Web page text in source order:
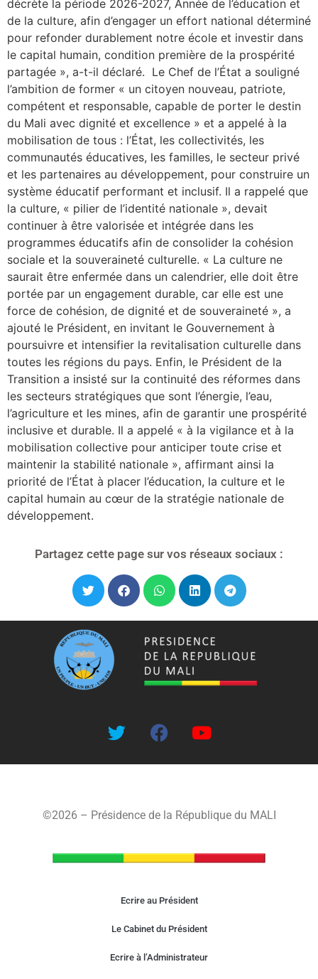
décrète la période 2026-2027, Année de l’éducation et
de la culture, afin d’engager un effort national déterminé
pour refonder durablement notre école et investir dans
le capital humain, condition première de la prospérité
partagée », a-t-il déclaré. Le Chef de l’État a souligné
l’ambition de former « un citoyen nouveau, patriote,
compétent et responsable, capable de porter le destin
du Mali avec dignité et excellence » et a appelé à la
mobilisation de tous : l’État, les collectivités, les
communautés éducatives, les familles, le secteur privé
et les partenaires au développement, pour construire un
système éducatif performant et inclusif. Il a rappelé que
la culture, « pilier de l’identité nationale », devait
continuer à être valorisée et intégrée dans les
programmes éducatifs afin de consolider la cohésion
sociale et la souveraineté culturelle. « La culture ne
saurait être enfermée dans un calendrier, elle doit être
portée par un engagement durable, car elle est une
force de cohésion, de dignité et de souveraineté », a
ajouté le Président, en invitant le Gouvernement à
poursuivre et intensifier la revitalisation culturelle dans
toutes les régions du pays. Enfin, le Président de la
Transition a insisté sur la continuité des réformes dans
les secteurs stratégiques que sont l’énergie, l’eau,
l’agriculture et les mines, afin de garantir une prospérité
inclusive et durable. Il a appelé « à la vigilance et à la
mobilisation collective pour anticiper toute crise et
maintenir la stabilité nationale », affirmant ainsi la
priorité de l’État à placer l’éducation, la culture et le
capital humain au cœur de la stratégie nationale de
développement.
Partagez cette page sur vos réseaux sociaux :
©2026 – Présidence de la République du MALI
Ecrire au Président
Le Cabinet du Président
Ecrire à l’Administrateur